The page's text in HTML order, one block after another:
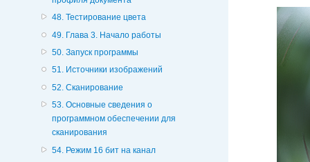
48. Тестирование цвета
49. Глава 3. Начало работы
50. Запуск программы
51. Источники изображений
52. Сканирование
53. Основные сведения о
программном обеспечении для
сканирования
54. Режим 16 бит на канал